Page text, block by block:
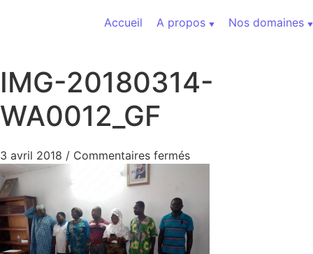
Accueil
A propos Nos domaines
IMG-20180314-
WA0012_GF
3 avril 2018 / Commentaires ferméssur IMG-20180314-